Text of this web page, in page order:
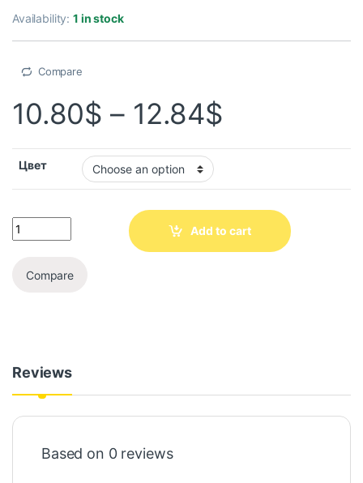
Availability:1 in stock
Compare
10.80$ – 12.84$
Цвет
Add to cart
Compare
Reviews
Based on 0 reviews